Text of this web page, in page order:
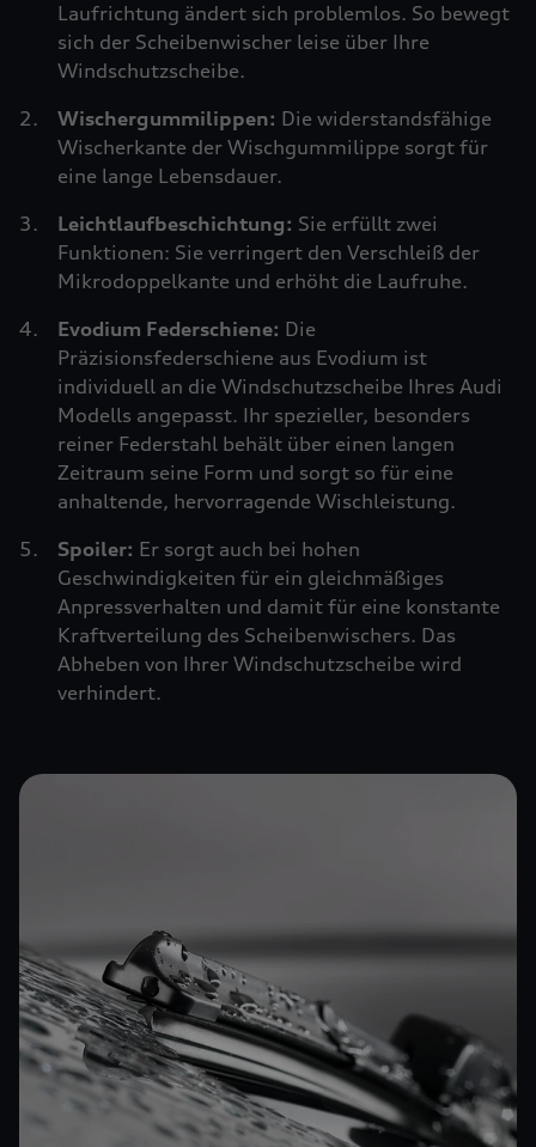
Laufrichtung ändert sich problemlos. So bewegt
sich der Scheibenwischer leise über Ihre
Windschutzscheibe.
Wischergummilippen: Die widerstandsfähige
Wischerkante der Wischgummilippe sorgt für
eine lange Lebensdauer.
Leichtlaufbeschichtung: Sie erfüllt zwei
Funktionen: Sie verringert den Verschleiß der
Mikrodoppelkante und erhöht die Laufruhe.
Evodium Federschiene: Die
Präzisionsfederschiene aus Evodium ist
individuell an die Windschutzscheibe Ihres Audi
Modells angepasst. Ihr spezieller, besonders
reiner Federstahl behält über einen langen
Zeitraum seine Form und sorgt so für eine
anhaltende, hervorragende Wischleistung.
Spoiler: Er sorgt auch bei hohen
Geschwindigkeiten für ein gleichmäßiges
Anpressverhalten und damit für eine konstante
Kraftverteilung des Scheibenwischers. Das
Abheben von Ihrer Windschutzscheibe wird
verhindert.